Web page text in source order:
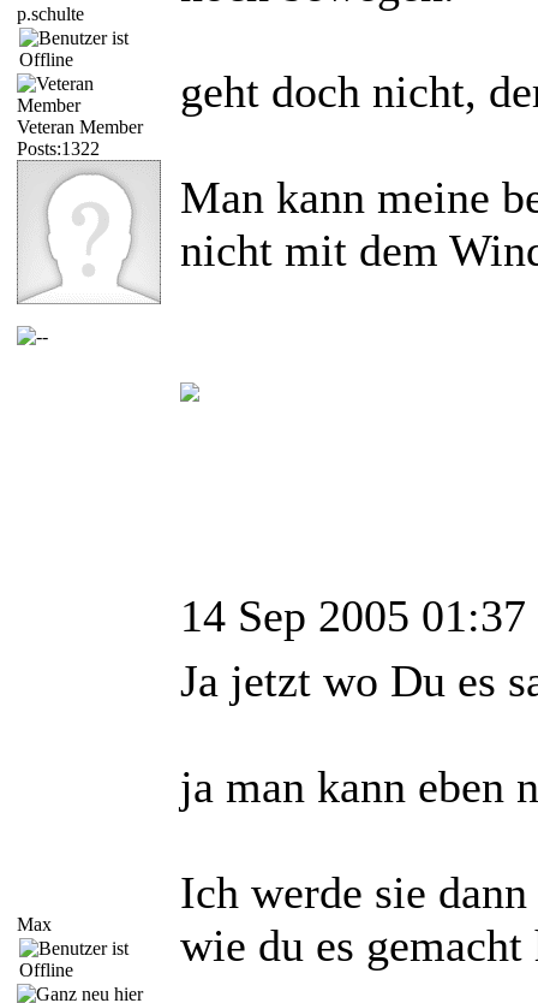
p.schulte
Veteran Member
Posts:1322
geht doch nicht,
Man kann meine
nicht mit dem
Max
14 Sep 2005 01:37
Ja jetzt wo Du es
ja man kann eben
Ich werde sie
wie du es gemacht